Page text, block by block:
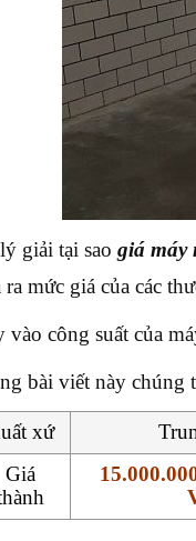
giải tại sao giá máy
ra mức giá của các
vào công suất của
bài viết này chúng
xứ
Giá